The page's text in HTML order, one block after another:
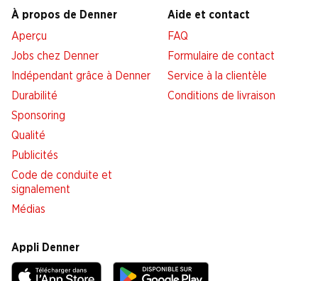
À propos de Denner
Aperçu
Jobs chez Denner
Indépendant grâce à Denner
Durabilité
Sponsoring
Qualité
Publicités
Code de conduite et
signalement
Médias
Aide et contact
FAQ
Formulaire de contact
Service à la clientèle
Conditions de livraison
Appli Denner